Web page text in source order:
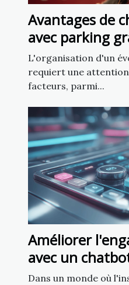
Avantages de
avec parking
événements
L'organisation d'un
requiert une
facteurs, parmi...
Améliorer
avec un
5 minutes
Dans un monde où